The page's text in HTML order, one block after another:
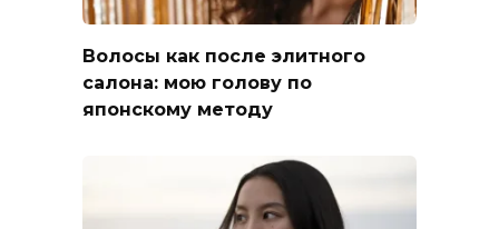
Волосы как после элитного
салона: мою голову по
японскому методу